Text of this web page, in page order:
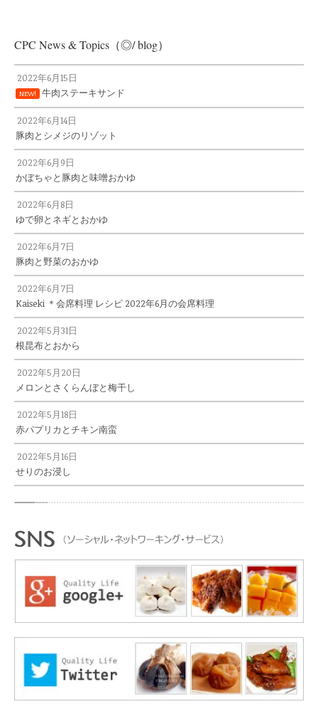
CPC News & Topics（◎/ blog）
2022年6月15日
NEW! 牛肉ステーキサンド
2022年6月14日
豚肉とシメジのリゾット
2022年6月9日
かぼちゃと豚肉と味噌おかゆ
2022年6月8日
ゆで卵とネギとおかゆ
2022年6月7日
豚肉と野菜のおかゆ
2022年6月7日
Kaiseki ＊会席料理 レシピ 2022年6月の会席料理
2022年5月31日
根昆布とおから
2022年5月20日
メロンとさくらんぼと梅干し
2022年5月18日
赤パプリカとチキン南蛮
2022年5月16日
せりのお浸し